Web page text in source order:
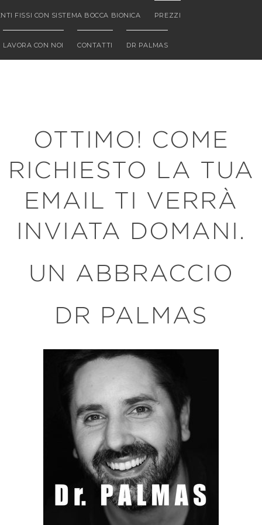
FISSI CON SISTEMA BOCCA BIONICA PREZZI
LAVORA CON NOI CONTATTI DR PALMAS
OTTIMO! COME
RICHIESTO LA TUA
EMAIL TI VERRÀ
INVIATA DOMANI.
UN ABBRACCIO
DR PALMAS